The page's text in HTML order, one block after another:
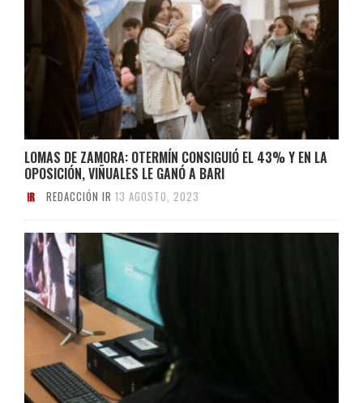
LOMAS DE ZAMORA: OTERMÍN CONSIGUIÓ EL 43% Y EN LA
OPOSICIÓN, VIÑUALES LE GANÓ A BARI
REDACCIÓN IR 13 AGOSTO, 2023